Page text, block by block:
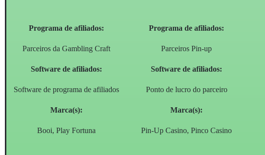
Programa de afiliados:
Parceiros da Gambling Craft
Software de afiliados:
Software de programa de afiliados
Marca(s):
Booi, Play Fortuna
Programa de afiliados:
Parceiros Pin-up
Software de afiliados:
Ponto de lucro do parceiro
Marca(s):
Pin-Up Casino, Pinco Casino